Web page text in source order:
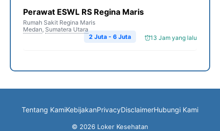
Perawat ESWL RS Regina Maris
Rumah Sakit Regina Maris
Medan, Sumatera Utara
13 Jam yang lalu
2 Juta - 6 Juta
Tentang KamiKebijakanPrivacyDisclaimerHubungi Kami
© 2026 Loker Kesehatan